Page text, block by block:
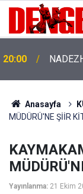
20:00
Anasayfa
MÜDÜRÜ'NE ŞİİR
Yayınlanma: 21 Ekim